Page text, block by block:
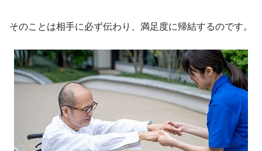
そのことは相手に必ず伝わり、満足度に帰結するのです。